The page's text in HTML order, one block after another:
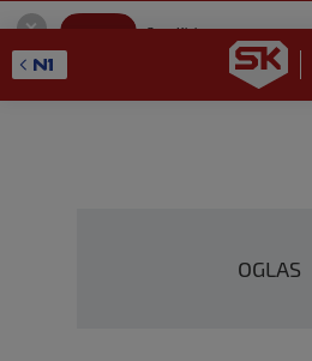
SportKlub
GET - On the Google Play
OGLAS